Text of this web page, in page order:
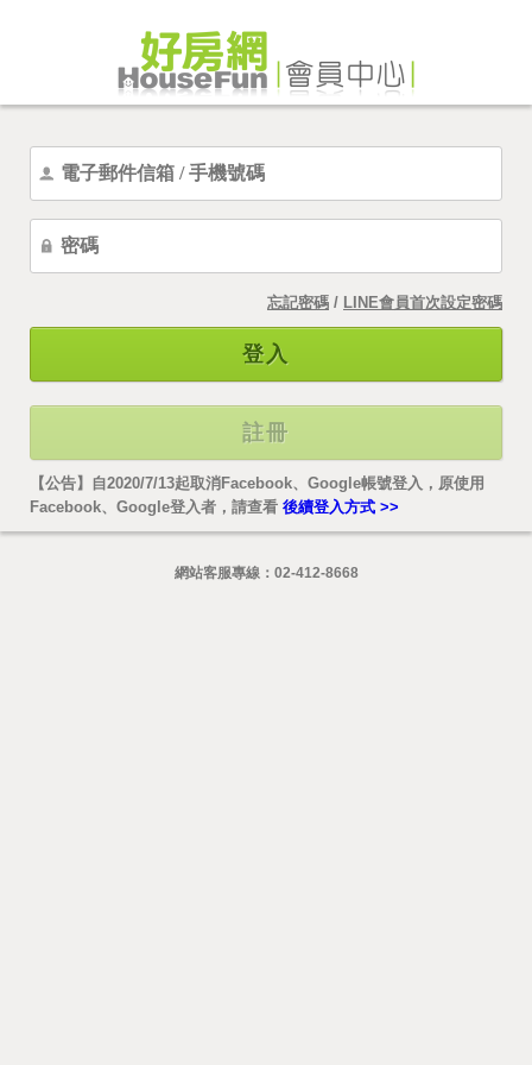
忘記密碼 / LINE會員首次設定密碼
登入
註冊
【公告】自2020/7/13起取消Facebook、Google帳號登入，原使用
Facebook、Google登入者，請查看 後續登入方式 >>
網站客服專線： 02-412-8668